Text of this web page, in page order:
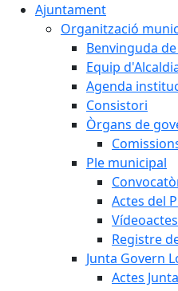
Ajuntament
Organització
Benvinguda
Equip
Agenda
Consistori
Òrgans de
Ple municipal
Actes del
Registre
Junta Govern
Actes